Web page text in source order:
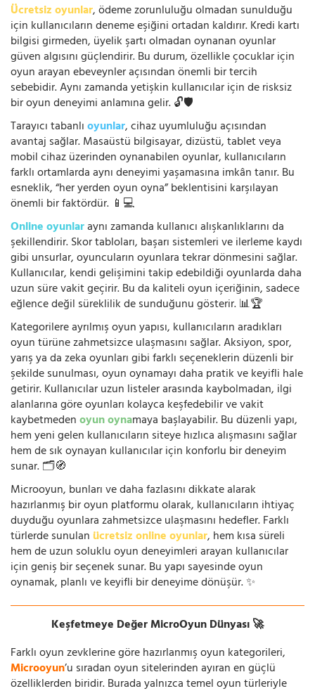
Ücretsiz oyunlar, ödeme zorunluluğu olmadan sunulduğu
için kullanıcıların deneme eşiğini ortadan kaldırır. Kredi kartı
bilgisi girmeden, üyelik şartı olmadan oynanan oyunlar
güven algısını güçlendirir. Bu durum, özellikle çocuklar için
oyun arayan ebeveynler açısından önemli bir tercih
sebebidir. Aynı zamanda yetişkin kullanıcılar için de risksiz
bir oyun deneyimi anlamına gelir. 🔓🛡️
Tarayıcı tabanlıoyunlar, cihaz uyumluluğu açısından
avantaj sağlar. Masaüstü bilgisayar, dizüstü, tablet veya
mobil cihaz üzerinden oynanabilen oyunlar, kullanıcıların
farklı ortamlarda aynı deneyimi yaşamasına imkân tanır. Bu
esneklik, “her yerden oyun oyna” beklentisini karşılayan
önemli bir faktördür. 📱💻
Online oyunlaraynı zamanda kullanıcı alışkanlıklarını da
şekillendirir. Skor tabloları, başarı sistemleri ve ilerleme kaydı
gibi unsurlar, oyuncuların oyunlara tekrar dönmesini sağlar.
Kullanıcılar, kendi gelişimini takip edebildiği oyunlarda daha
uzun süre vakit geçirir. Bu da kaliteli oyun içeriğinin, sadece
eğlence değil süreklilik de sunduğunu gösterir. 📊🏆
Kategorilere ayrılmış oyun yapısı, kullanıcıların aradıkları
oyun türüne zahmetsizce ulaşmasını sağlar. Aksiyon, spor,
yarış ya da zeka oyunları gibi farklı seçeneklerin düzenli bir
şekilde sunulması, oyun oynamayı daha pratik ve keyifli hale
getirir. Kullanıcılar uzun listeler arasında kaybolmadan, ilgi
alanlarına göre oyunları kolayca keşfedebilir ve vakit
kaybetmedenoyun oynamaya başlayabilir. Bu düzenli yapı,
hem yeni gelen kullanıcıların siteye hızlıca alışmasını sağlar
hem de sık oynayan kullanıcılar için konforlu bir deneyim
sunar. 🗂️🧭
Microoyun, bunları ve daha fazlasını dikkate alarak
hazırlanmış bir oyun platformu olarak, kullanıcıların ihtiyaç
duyduğu oyunlara zahmetsizce ulaşmasını hedefler. Farklı
türlerde sunulan ücretsiz online oyunlar, hem kısa süreli
hem de uzun soluklu oyun deneyimleri arayan kullanıcılar
için geniş bir seçenek sunar. Bu yapı sayesinde oyun
oynamak, planlı ve keyifli bir deneyime dönüşür. ✨
Keşfetmeye Değer MicroOyun Dünyası 🚀
Farklı oyun zevklerine göre hazırlanmış oyun kategorileri,
Microoyun’u sıradan oyun sitelerinden ayıran en güçlü
özelliklerden biridir. Burada yalnızca temel oyun türleriyle